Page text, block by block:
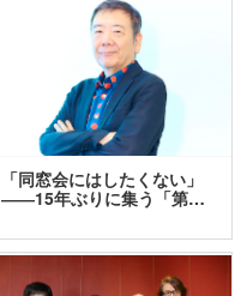
「同窓会にはしたくない」
――15年ぶりに集う「第…